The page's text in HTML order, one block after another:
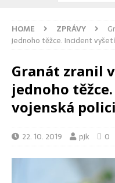
HOME ZPRÁVY
jednoho těžce. Incident
Granát zranil
jednoho
vojenská
22. 10. 2019 pjk 0